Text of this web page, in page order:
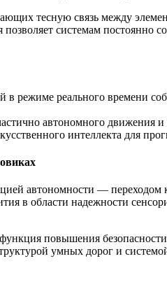
тесную связь между
системам постоянно
режиме реального времени
автономного движения
интеллекта для
автономности — переходом
в области надежности
повышения
умных дорог и